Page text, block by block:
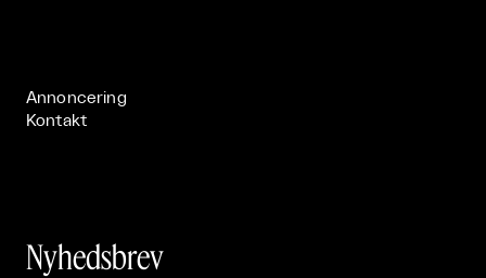
Annoncering
Kontakt
Nyhedsbrev